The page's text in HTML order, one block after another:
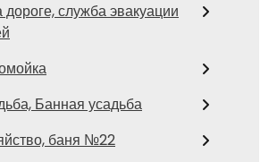
дороге, служба эвакуации
Банная усадьба
баня №22